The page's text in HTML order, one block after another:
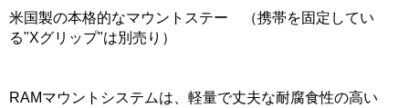
米国製の本格的なマウントステー （携帯を固定してい
る"Xグリップ"は別売り）
RAMマウントシステムは、軽量で丈夫な耐腐食性の高い